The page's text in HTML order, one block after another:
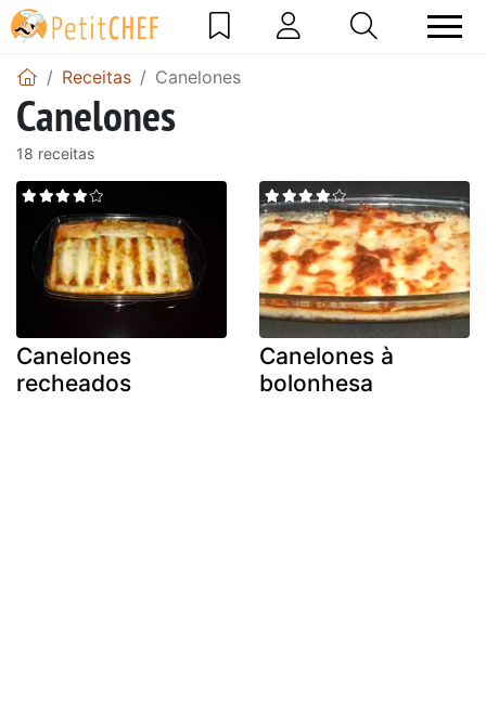
Receitas Canelones
Canelones
18 receitas
Canelones
recheados
Canelones à
bolonhesa